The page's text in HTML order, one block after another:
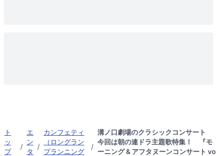
ト
ッ
プ
/
エ
ン
タ
/
カンフェティ
（ロングラン
プランニング
/
溝ノ口劇場のクラシックコンサート
今回は朝の連ドラ主題歌特集！ 『モ
ーニング & アフタヌーンコンサート vo